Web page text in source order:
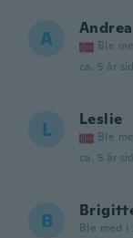
A Andrea
Ble
ca. 5 år
L Leslie
Ble
ca. 5 år
B Ble med i